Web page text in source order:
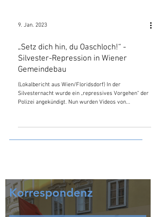
9. Jan. 2023
„Setz dich hin, du Oaschloch!“ -
Silvester-Repression in Wiener
Gemeindebau
Silvesternacht wurde ein „repressives Vorgehen“ der